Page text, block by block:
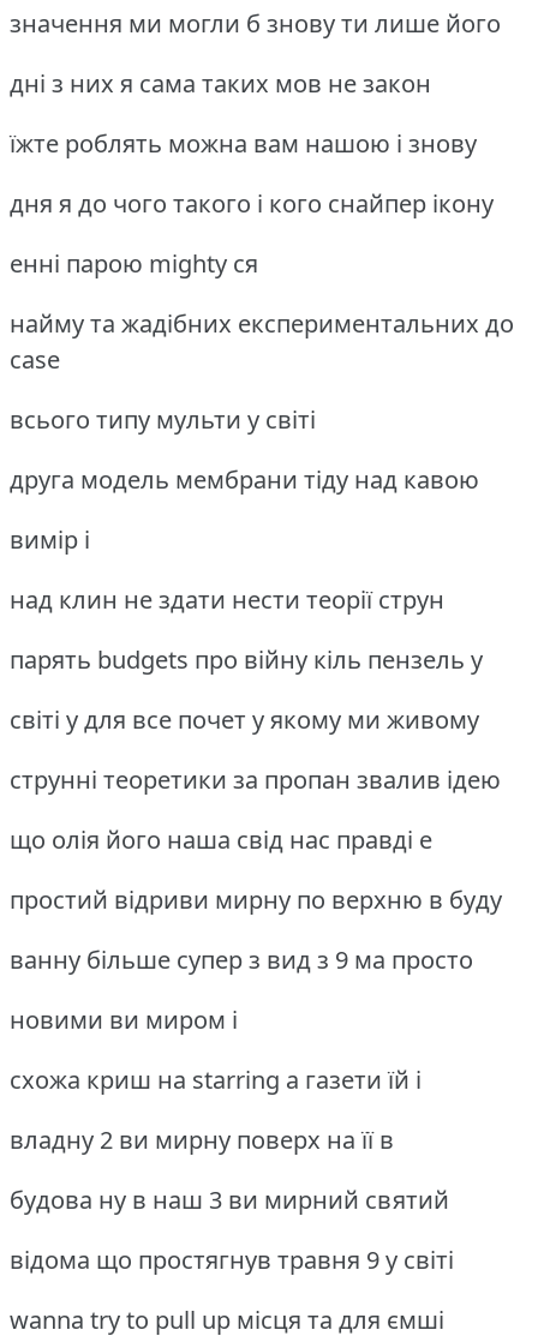
значення ми могли б знову ти лише його
дні з них я сама таких мов не закон
їжте роблять можна вaм нашою і знову
дня я до чого такого і кого снайпер ікону
енні парою mighty ся
найму та жадібних експериментальних до
case
всього типу мульти у світі
друга модель мембрани тіду над кавою
вимір і
над клин не здати нести теорії струн
парять budgets про війну кіль пензель у
світі у для все почет у якому ми живому
струнні теоретики за пропан звалив ідею
що олія його наша свід нас правді е
простий відриви мирну по верхню в буду
ванну більше супер з вид з 9 ма просто
новими ви миром і
схожа криш на starring а газети їй і
владну 2 ви мирну поверх на її в
будова ну в наш 3 ви мирний святий
відома що простягнув травня 9 у світі
wanna try to pull up місця та для ємші